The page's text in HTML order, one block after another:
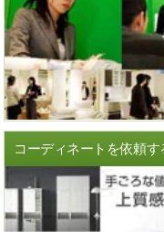
コーディネートを依頼す